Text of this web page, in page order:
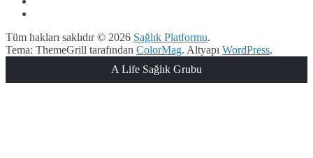
Tüm hakları saklıdır © 2026 Sağlık Platformu.
Tema: ThemeGrill tarafından ColorMag. Altyapı WordPress.
A Life Sağlık Grubu